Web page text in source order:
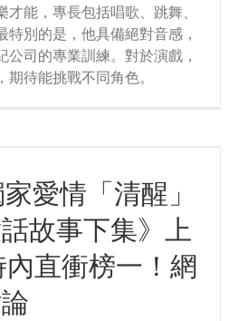
才能，專長包括唱歌、跳舞、
特別的是，他具備絕對音感，
公司的專業訓練。對於演戲，
待能挑戰不同角色。
愛情「清醒」
故事下集》上
直衝榜一！網